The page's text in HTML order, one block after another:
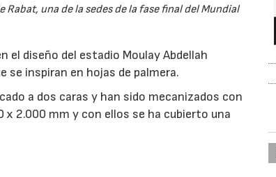
una de la sedes de la fase final del Mundial
diseño del estadio Moulay Abdellah
se inspiran en hojas de palmera.
a dos caras y han sido mecanizados con
2.000 mm y con ellos se ha cubierto una
2026 28/07/2026